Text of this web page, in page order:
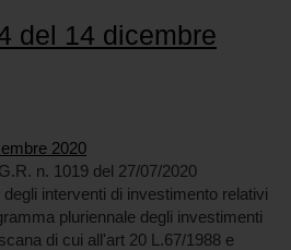
del 14 dicembre
2020
n. 1019 del 27/07/2020
interventi di investimento relativi
pluriennale degli investimenti
di cui all'art 20 L.67/1988 e